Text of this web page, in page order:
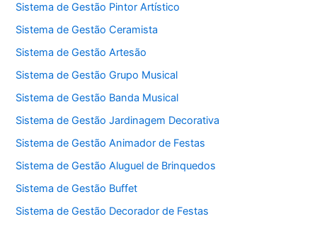
Sistema de Gestão Pintor Artístico
Sistema de Gestão Ceramista
Sistema de Gestão Artesão
Sistema de Gestão Grupo Musical
Sistema de Gestão Banda Musical
Sistema de Gestão Jardinagem Decorativa
Sistema de Gestão Animador de Festas
Sistema de Gestão Aluguel de Brinquedos
Sistema de Gestão Buffet
Sistema de Gestão Decorador de Festas